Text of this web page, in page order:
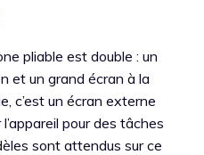
pliable est double : un
et un grand écran à la
c’est un écran externe
pour des tâches
sont attendus sur ce